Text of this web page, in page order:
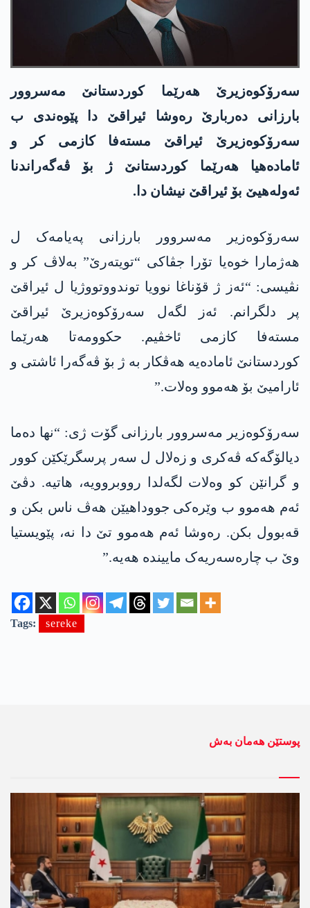
سەرۆکوەزیرێ ھەرێما کوردستانێ مەسروور
بارزانی دەربارێ رەوشا ئیراقێ دا پێوەندی ب
سەرۆکوەزیرێ ئیراقێ مستەفا کازمی کر و
ئامادەھیا ھەرێما کوردستانێ ژ بۆ ڤەگەراندنا
ئەولەھیێ بۆ ئیراقێ نیشان دا.
سەرۆکوەزیر مەسروور بارزانی پەیامەک ل
ھەژمارا خوەیا تۆرا جڤاکی “تویتەرێ” بەلاڤ کر و
نڤیسی: “ئەز ژ قۆناغا نوویا توندووتووژیا ل ئیراقێ
پر دلگرانم. ئەز لگەل سەرۆکوەزیرێ ئیراقێ
مستەفا کازمی ئاخڤیم. حکوومەتا ھەرێما
کوردستانێ ئامادەیە ھەڤکار بە ژ بۆ ڤەگەرا ئاشتی و
ئارامیێ بۆ ھەموو وەلات.”
سەرۆکوەزیر مەسروور بارزانی گۆت ژی: “نھا دەما
دیالۆگەکە ڤەکری و زەلال ل سەر پرسگرێکێن کوور
و گرانێن کو وەلات لگەلدا رووبروویە، ھاتیە. دڤێ
ئەم ھەموو ب وێرەکی جووداھیێن ھەڤ ناس بکن و
قەبوول بکن. رەوشا ئەم ھەموو تێ دا نە، پێویستیا
وێ ب چارەسەریەک ماییندە ھەیە.”
Tags: sereke
پوستێن ھەمان بەش